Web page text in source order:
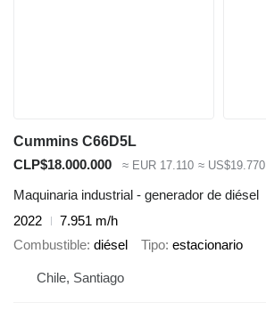
Cummins C66D5L
CLP$18.000.000
≈ EUR 17.110 ≈ US$19.770
Maquinaria industrial - generador de diésel
2022
7.951 m/h
Combustible diésel Tipo estacionario
Chile, Santiago